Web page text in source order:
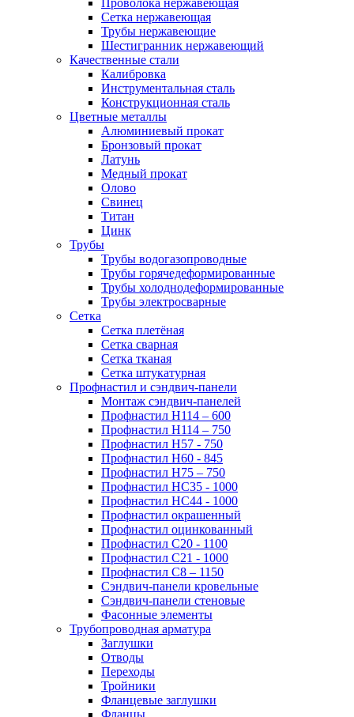
Проволока нержавеющая
Сетка нержавеющая
Трубы нержавеющие
Шестигранник нержавеющий
Качественные стали
Калибровка
Инструментальная сталь
Конструкционная сталь
Цветные металлы
Алюминиевый прокат
Бронзовый прокат
Латунь
Медный прокат
Олово
Свинец
Титан
Цинк
Трубы
Трубы водогазопроводные
Трубы горячедеформированные
Трубы холоднодеформированные
Трубы электросварные
Сетка
Сетка плетёная
Сетка сварная
Сетка тканая
Сетка штукатурная
Профнастил и сэндвич-панели
Монтаж сэндвич-панелей
Профнастил Н114 – 600
Профнастил Н114 – 750
Профнастил Н57 - 750
Профнастил Н60 - 845
Профнастил Н75 – 750
Профнастил НС35 - 1000
Профнастил НС44 - 1000
Профнастил окрашенный
Профнастил оцинкованный
Профнастил С20 - 1100
Профнастил С21 - 1000
Профнастил С8 – 1150
Сэндвич-панели кровельные
Сэндвич-панели стеновые
Фасонные элементы
Трубопроводная арматура
Заглушки
Отводы
Переходы
Тройники
Фланцевые заглушки
Фланцы